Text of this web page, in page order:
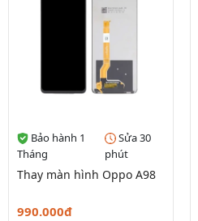
Bảo hành 1
Tháng
Sửa 30
phút
Thay màn hình Oppo A98
990.000đ